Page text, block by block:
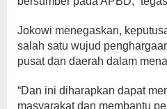
Jokowi menegaskan,
salah satu wujud
pusat dan daerah dalam
“Dan ini diharapkan dapat
masyarakat dan membantu